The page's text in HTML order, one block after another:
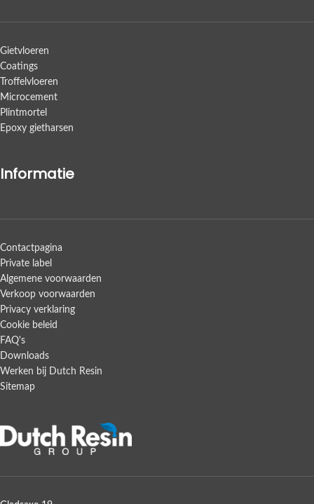
Gietvloeren
Coatings
Troffelvloeren
Microcement
Plintmortel
Epoxy gietharsen
Informatie
Contactpagina
Private label
Algemene voorwaarden
Verkoop voorwaarden
Privacy verklaring
Cookie beleid
FAQ's
Downloads
Werken bij Dutch Resin
Sitemap